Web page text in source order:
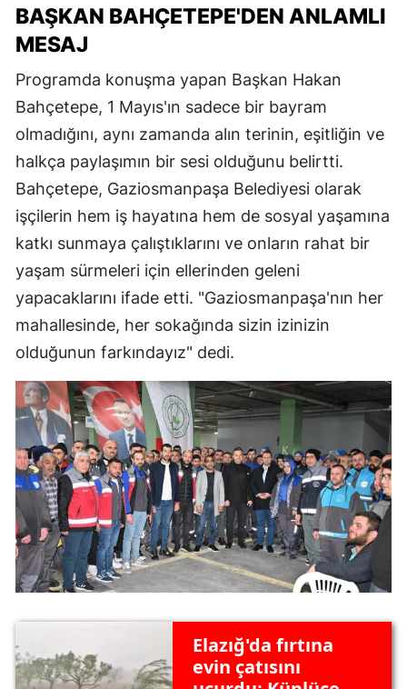
BAŞKAN BAHÇETEPE'DEN ANLAMLI
MESAJ
Programda konuşma yapan Başkan Hakan
Bahçetepe, 1 Mayıs'ın sadece bir bayram
olmadığını, aynı zamanda alın terinin, eşitliğin ve
halkça paylaşımın bir sesi olduğunu belirtti.
Bahçetepe, Gaziosmanpaşa Belediyesi olarak
işçilerin hem iş hayatına hem de sosyal yaşamına
katkı sunmaya çalıştıklarını ve onların rahat bir
yaşam sürmeleri için ellerinden geleni
yapacaklarını ifade etti. "Gaziosmanpaşa'nın her
mahallesinde, her sokağında sizin izinizin
olduğunun farkındayız" dedi.
Elazığ'da fırtına
evin çatısını